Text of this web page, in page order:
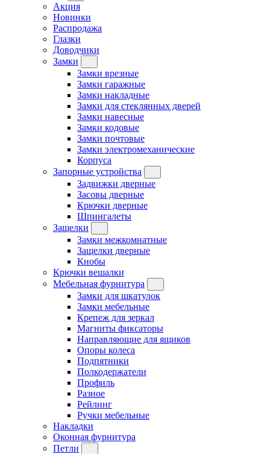
Акция
Новинки
Распродажа
Глазки
Доводчики
Замки
Замки врезные
Замки гаражные
Замки накладные
Замки для стеклянных дверей
Замки навесные
Замки кодовые
Замки почтовые
Замки электромеханические
Корпуса
Запорные устройства
Задвижки дверные
Засовы дверные
Крючки дверные
Шпингалеты
Защелки
Замки межкомнатные
Защелки дверные
Кнобы
Крючки вешалки
Мебельная фурнитура
Замки для шкатулок
Замки мебельные
Крепеж для зеркал
Магниты фиксаторы
Направляющие для ящиков
Опоры колеса
Подпятники
Полкодержатели
Профиль
Разное
Рейлинг
Ручки мебельные
Накладки
Оконная фурнитура
Петли